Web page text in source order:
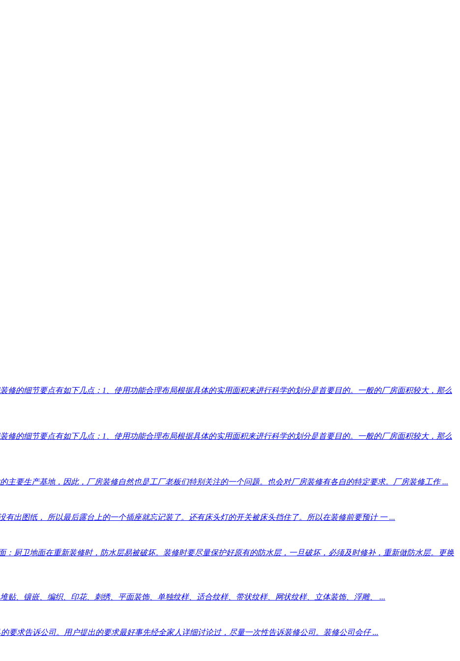
修的细节要点有如下几点：1、使用功能合理布局根据具体的实用面积来进行科学的划分是首要目的。一般的厂房面积较大，那么
修的细节要点有如下几点：1、使用功能合理布局根据具体的实用面积来进行科学的划分是首要目的。一般的厂房面积较大，那么
主要生产基地，因此，厂房装修自然也是工厂老板们特别关注的一个问题。也会对厂房装修有各自的特定要求。厂房装修工作 ...
有出图纸， 所以最后露台上的一个插座就忘记装了。还有床头灯的开关被床头挡住了。所以在装修前要预计 一 ...
：厨卫地面在重新装修时，防水层易被破坏。装修时要尽量保护好原有的防水层，一旦破坏，必须及时修补，重新做防水层。更换
贴、镶嵌、编织、印花、刺绣、平面装饰、单独纹样、适合纹样、带状纹样、网状纹样、立体装饰、浮雕、 ...
要求告诉公司。用户提出的要求最好事先经全家人详细讨论过，尽量一次性告诉装修公司。装修公司会仔 ...